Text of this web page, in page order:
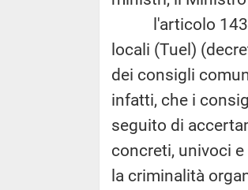
l'articolo 143
locali (Tuel)
dei consigli
infatti, che i
seguito di
concreti, univoci
la criminalità